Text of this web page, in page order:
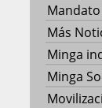
Más
Minga
Minga